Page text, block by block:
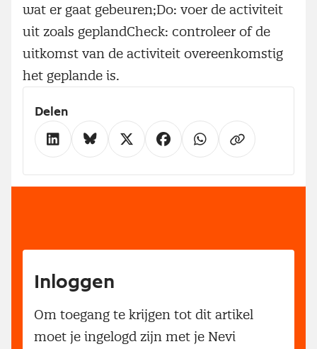
wat er gaat gebeuren;Do: voer de activiteit
uit zoals geplandCheck: controleer of de
uitkomst van de activiteit overeenkomstig
het geplande is.
Delen
Inloggen
Om toegang te krijgen tot dit artikel
moet je ingelogd zijn met je Nevi